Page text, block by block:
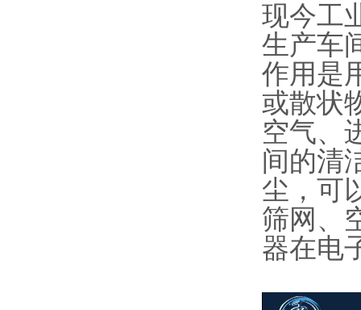
现今工
生产车
作用是
或散状
空气、
间的清
尘，可
筛网、
器在电